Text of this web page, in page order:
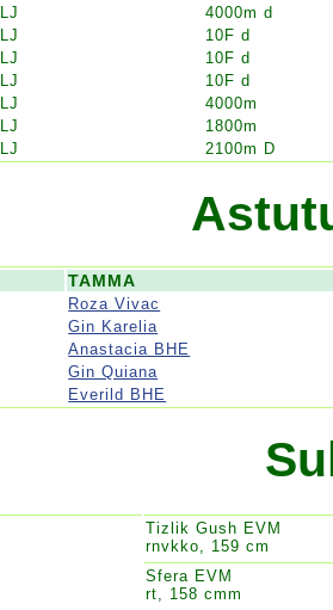
LJ
4000m d
LJ
10F d
LJ
10F d
LJ
10F d
LJ
4000m
LJ
1800m
LJ 2100m D
TAMMA
Roza Vivac
Gin Karelia
Anastacia BHE
Gin Quiana
Everild BHE
Tizlik Gush EVM
rnvkko, 159 cm
Sfera EVM
rt, 158 cmm